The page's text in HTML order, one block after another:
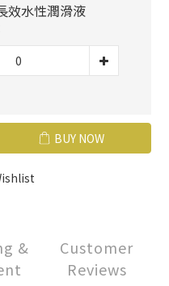
效水性潤滑液
BUY NOW
&
Customer
Reviews